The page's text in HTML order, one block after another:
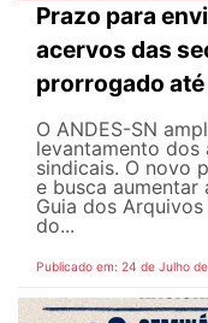
Prazo para
acervos das
prorrogado
O ANDES-SN
levantamento dos
sindicais. O novo
e busca
Guia dos
do...
Publicado em: 24 de Julho